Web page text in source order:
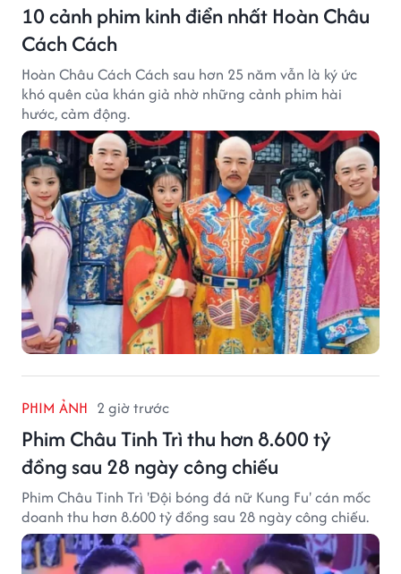
10 cảnh phim kinh điển nhất Hoàn Châu
Cách Cách
Hoàn Châu Cách Cách sau hơn 25 năm vẫn là ký ức
khó quên của khán giả nhờ những cảnh phim hài
hước, cảm động.
PHIM ẢNH 2 giờ trước
Phim Châu Tinh Trì thu hơn 8.600 tỷ
đồng sau 28 ngày công chiếu
Phim Châu Tinh Trì 'Đội bóng đá nữ Kung Fu' cán mốc
doanh thu hơn 8.600 tỷ đồng sau 28 ngày công chiếu.